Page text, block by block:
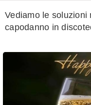
Vediamo le soluzioni
capodanno in